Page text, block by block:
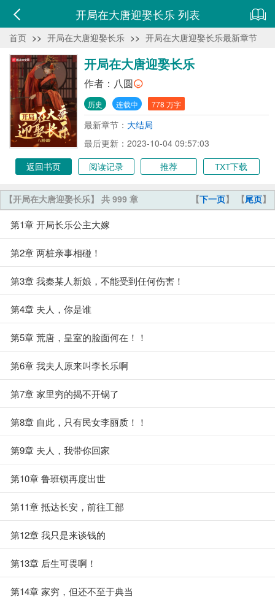
开局在大唐迎娶长乐 列表
首页 >> 开局在大唐迎娶长乐 >> 开局在大唐迎娶长乐最新章节
开局在大唐迎娶长乐
作者： 八圆
历史 连载中 778 万字
最新章节： 大结局
最后更新：2023-10-04 09:57:03
返回书页
阅读记录 推荐 TXT下载
【下一页】 【尾页】
【开局在大唐迎娶长乐】 共 999 章
第1章 开局长乐公主大嫁
第2章 两桩亲事相碰！
第3章 我秦某人新娘，不能受到任何伤害！
第4章 夫人，你是谁
第5章 荒唐，皇室的脸面何在！！
第6章 我夫人原来叫李长乐啊
第7章 家里穷的揭不开锅了
第8章 自此，只有民女李丽质！！
第9章 夫人，我带你回家
第10章 鲁班锁再度出世
第11章 抵达长安，前往工部
第12章 我只是来谈钱的
第13章 后生可畏啊！
第14章 家穷，但还不至于典当